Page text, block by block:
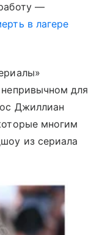
—
в лагере
для
Джиллиан
многим
из сериала